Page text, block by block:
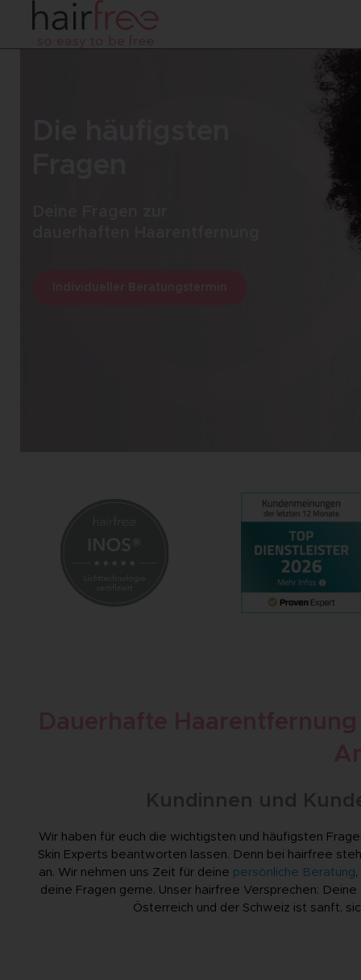
Kundinnen und
Wir haben für euch die wichtigsten und häufigsten
Skin Experts beantworten lassen. Denn bei hairfree
an. Wir nehmen uns Zeit für deine persönliche Beratung
deine Fragen gerne. Unser hairfree Versprechen:
Österreich und der Schweiz ist sanft,